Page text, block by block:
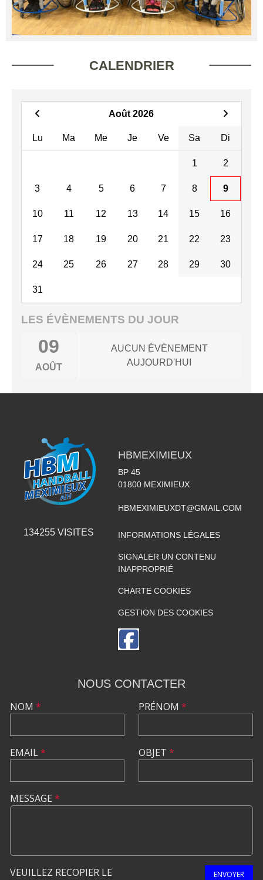
CALENDRIER
Août 2026
Lu Ma Me Je Ve Sa Di
1 2
3 4 5 6 7 8 9
10 11 12 13 14 15 16
17 18 19 20 21 22 23
24 25 26 27 28 29 30
31
LES ÉVÈNEMENTS DU JOUR
09
AOÛT
AUCUN ÉVÈNEMENT
AUJOURD'HUI
134255 VISITES
HBMEXIMIEUX
BP 45
01800 MEXIMIEUX
HBMEXIMIEUXDT@GMAIL.COM
INFORMATIONS LÉGALES
SIGNALER UN CONTENU
INAPPROPRIÉ
CHARTE COOKIES
GESTION DES COOKIES
NOUS CONTACTER
NOM *
EMAIL*
PRÉNOM *
OBJET *
MESSAGE *
VEUILLEZ RECOPIER LE
ENVOYER